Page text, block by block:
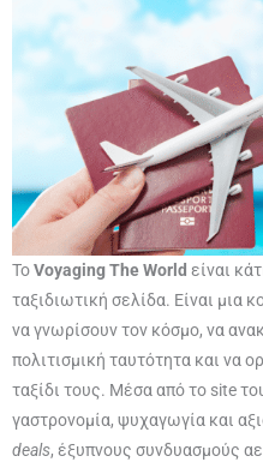
ΤοVoyaging The World είναι
ταξιδιωτική σελίδα. Είναι μια
να γνωρίσουν τον κόσμο, να
πολιτισμική ταυτότητα και να
ταξίδι τους. Μέσα από το site
γαστρονομία, ψυχαγωγία και
deals, έξυπνους συνδυασμούς